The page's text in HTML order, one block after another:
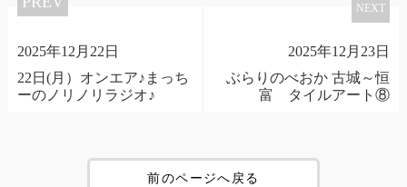
2025年12月22日
22日(月）オンエア♪まっち
ーのノリノリラジオ♪
NEXT
2025年12月23日
ぶらりのべおか 古城～恒
富 タイルアート⑧
前のページへ戻る